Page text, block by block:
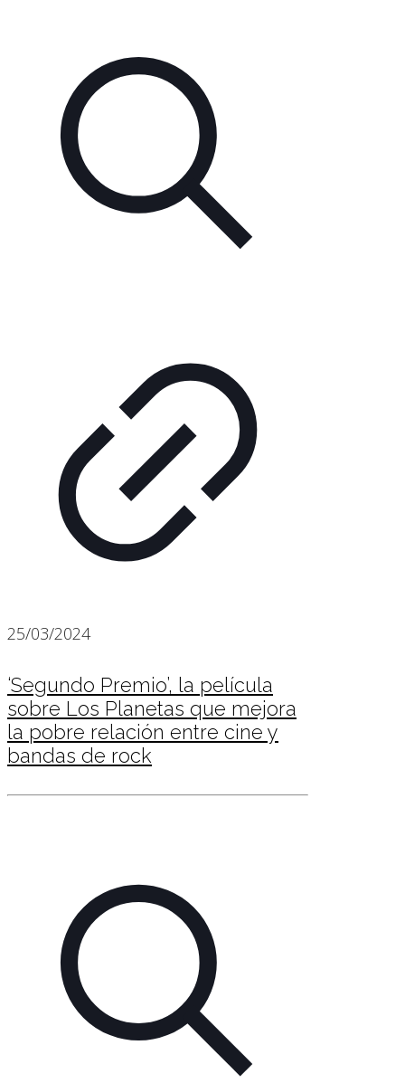
25/03/2024
‘Segundo Premio’, la película
sobre Los Planetas que mejora
la pobre relación entre cine y
bandas de rock